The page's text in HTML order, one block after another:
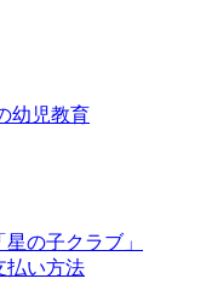
幼児教育
の子クラブ」
払い方法